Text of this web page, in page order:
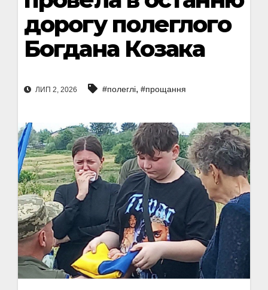
дорогу полеглого
Богдана Козака
ЛИП 2, 2026 #полеглі, #прощання